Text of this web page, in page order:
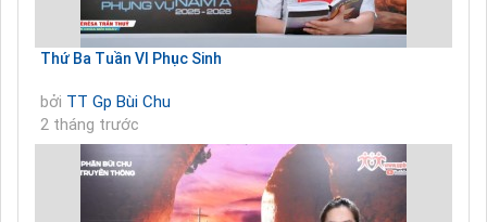
Thứ Ba Tuần VI Phục Sinh
bởi TT Gp Bùi Chu
2 tháng trước